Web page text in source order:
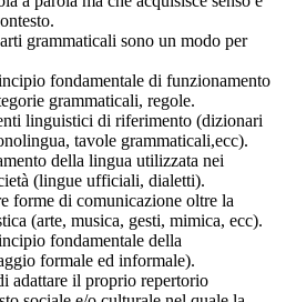
grammaticali sono un modo per
fondamentale di funzionamento
grammaticali, regole.
linguistici di riferimento (dizionari
tavole grammaticali,ecc).
della lingua utilizzata nei
(lingue ufficiali, dialetti).
forme di comunicazione oltre la
(arte, musica, gesti, mimica, ecc).
fondamentale della
formale ed informale).
adattare il proprio repertorio